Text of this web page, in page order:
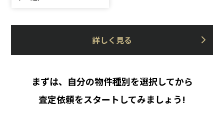
詳しく見る
まずは、自分の物件種別を選択してから
査定依頼をスタートしてみましょう!